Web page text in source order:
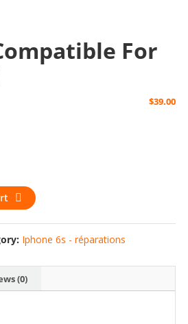
For
$39.00
Iphone 6s - réparations
(0)